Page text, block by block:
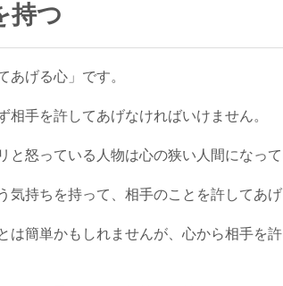
持つ
あげる心」です。
相手を許してあげなければいけません。
と怒っている人物は心の狭い人間になって
気持ちを持って、相手のことを許してあげ
は簡単かもしれませんが、心から相手を